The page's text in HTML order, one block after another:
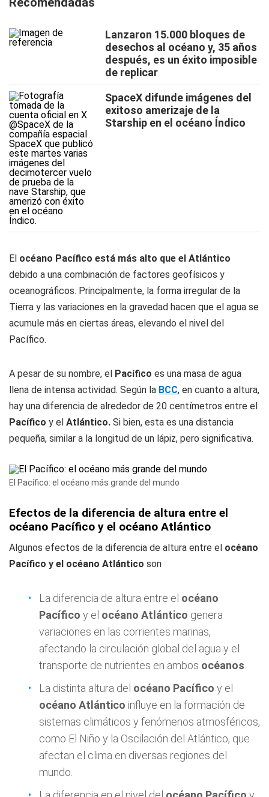
Lanzaron 15.000 bloques de
desechos al océano y, 35 años
después, es un éxito imposible
de replicar
SpaceX difunde imágenes del
exitoso amerizaje de la
Starship en el océano Índico
El océano Pacífico está más alto que el Atlántico
debido a una combinación de factores geofísicos y
oceanográficos. Principalmente, la forma irregular de la
Tierra y las variaciones en la gravedad hacen que el agua se
acumule más en ciertas áreas, elevando el nivel del
Pacífico.
A pesar de su nombre, el Pacífico es una masa de agua
llena de intensa actividad. Según la BCC, en cuanto a altura,
hay una diferencia de alrededor de 20 centímetros entre el
Pacífico y el Atlántico. Si bien, esta es una distancia
pequeña, similar a la longitud de un lápiz, pero significativa.
El Pacífico: el océano más grande del mundo
Efectos de la diferencia de altura entre el
océano Pacífico y el océano Atlántico
Algunos efectos de la diferencia de altura entre el océano
Pacífico y el océano Atlántico son
La diferencia de altura entre el océano
Pacífico y el océano Atlántico genera
variaciones en las corrientes marinas,
afectando la circulación global del agua y el
transporte de nutrientes en ambos océanos
La distinta altura del océano Pacífico y el
océano Atlántico influye en la formación de
sistemas climáticos y fenómenos atmosféricos,
como El Niño y la Oscilación del Atlántico, que
afectan el clima en diversas regiones del
mundo.